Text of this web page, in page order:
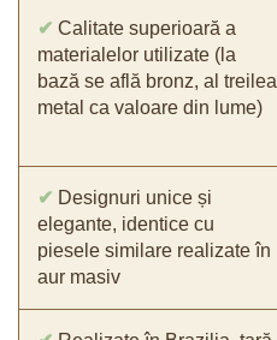
✔ Calitate superioară a
materialelor utilizate (la
bază se află bronz, al treilea
metal ca valoare din lume)
✔ Designuri unice și
elegante, identice cu
piesele similare realizate în
aur masiv